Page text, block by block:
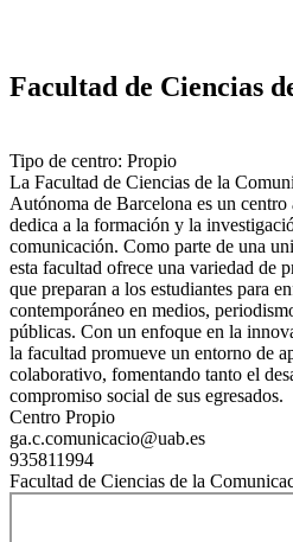
Facultad de Ciencias
Tipo de centro: Propio
La Facultad de Ciencias de la
Autónoma de Barcelona es un
dedica a la formación y la
comunicación. Como parte de una
esta facultad ofrece una variedad de
que preparan a los estudiantes para
contemporáneo en medios,
públicas. Con un enfoque en la
la facultad promueve un entorno de
colaborativo, fomentando tanto el
compromiso social de sus egresados.
Centro Propio
ga.c.comunicacio@uab.es
935811994
Facultad de Ciencias de la